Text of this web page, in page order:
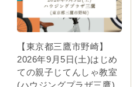
【東京都三鷹市野崎】
2026年9月5日(土)はじめ
ての親子じてんしゃ教室
(ハウジングプラザ三鷹)